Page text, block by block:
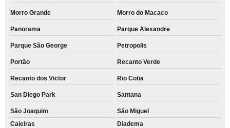
Morro Grande Morro do Macaco
Panorama Parque Alexandre
Parque São George Petropolis
Portão Recanto Verde
Recanto dos Victor Rio Cotia
San Diego Park Santana
São Joaquim
São Miguel
Caieiras
Diadema